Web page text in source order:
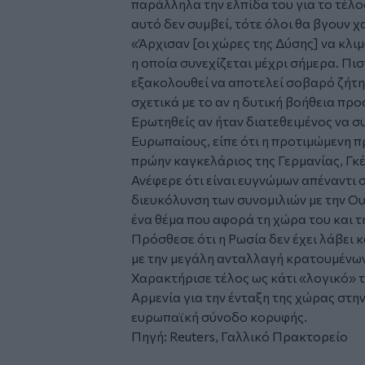
παράλληλα την ελπίδα του για το
αυτό δεν συμβεί, τότε όλοι θα βγουν
«Άρχισαν [οι χώρες της Δύσης] να
η οποία συνεχίζεται μέχρι σήμερα.
εξακολουθεί να αποτελεί σοβαρό
σχετικά με το αν η δυτική βοήθεια
Ερωτηθείς αν ήταν διατεθειμένος να
Ευρωπαίους, είπε ότι η προτιμώμενη
πρώην καγκελάριος της Γερμανίας,
Ανέφερε ότι είναι ευγνώμων
διευκόλυνση των συνομιλιών με την
ένα θέμα που αφορά τη χώρα του και
Πρόσθεσε ότι η Ρωσία δεν έχει
με την μεγάλη ανταλλαγή
Χαρακτήρισε τέλος ως κάτι
Αρμενία για την ένταξη της χώρας
ευρωπαϊκή σύνοδο κορυφής.
Πηγή: Reuters, Γαλλικό Πρακτορείο